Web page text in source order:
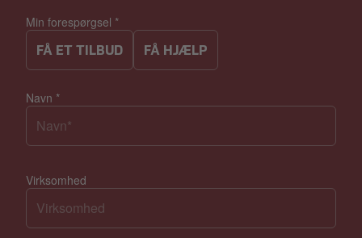
Min forespørgsel *
FÅ ET TILBUD FÅ HJÆLP
Navn *
Virksomhed